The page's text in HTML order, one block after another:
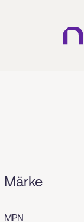
Märke
MPN